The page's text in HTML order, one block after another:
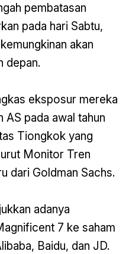
pembatasan
pada hari Sabtu,
akan
depan.
eksposur mereka
AS pada awal tahun
Tiongkok yang
Monitor Tren
dari Goldman Sachs.
adanya
7 ke saham
Baidu, dan JD.